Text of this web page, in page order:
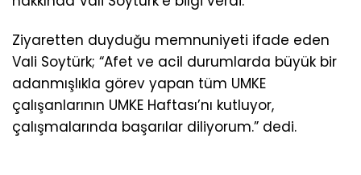
Ziyaretten duyduğu memnuniyeti ifade eden
Vali Soytürk; “Afet ve acil durumlarda büyük bir
adanmışlıkla görev yapan tüm UMKE
çalışanlarının UMKE Haftası’nı kutluyor,
çalışmalarında başarılar diliyorum.” dedi.